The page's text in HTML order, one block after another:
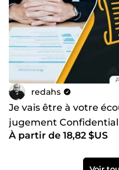
redahs
Je vais être à votre
jugement
À partir de 18,82 $US